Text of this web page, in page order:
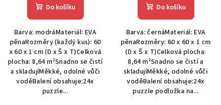
Do košíku
Barva: modráMateriál: EVA
pěnaRozměry (každý kus): 60
x 60 x 1 cm (D x Š x T)Celková
plocha: 8,64 m²Snadno se čistí
a skladujíMěkké, odolné vůči
voděBalení obsahuje:24x
puzzle...
Do košíku
Barva: černáMateriál: EVA
pěnaRozměry: 60 x 60 x 1 cm
(D x Š x T)Celková plocha:
8,64 m²Snadno se čistí a
skladujíMěkké, odolné vůči
voděBalení obsahuje:24x
puzzle podložka na...